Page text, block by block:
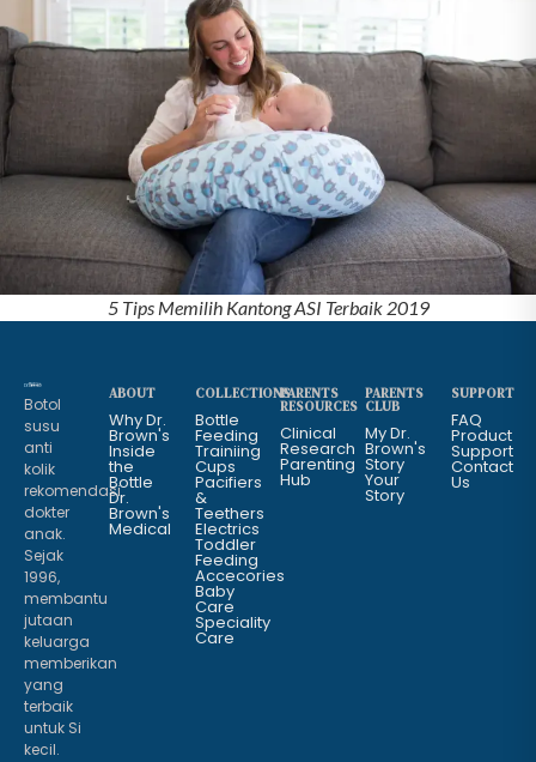
5 Tips Memilih Kantong ASI Terbaik 2019
Botol
susu
anti
kolik
rekomendasi
dokter
anak.
Sejak
1996,
membantu
jutaan
keluarga
memberikan
yang
terbaik
untuk Si
kecil.
ABOUT
Why Dr.
Brown's
Inside
the
Bottle
Dr.
Brown's
Medical
COLLECTIONS
Bottle
Feeding
Trainiing
Cups
Pacifiers
&
Teethers
Electrics
Toddler
Feeding
Accecories
Baby
Care
Speciality
Care
PARENTS
RESOURCES
Clinical
Research
Parenting
Hub
PARENTS
CLUB
My Dr.
Brown's
Story
Your
Story
SUPPORT
FAQ
Product
Support
Contact
Us